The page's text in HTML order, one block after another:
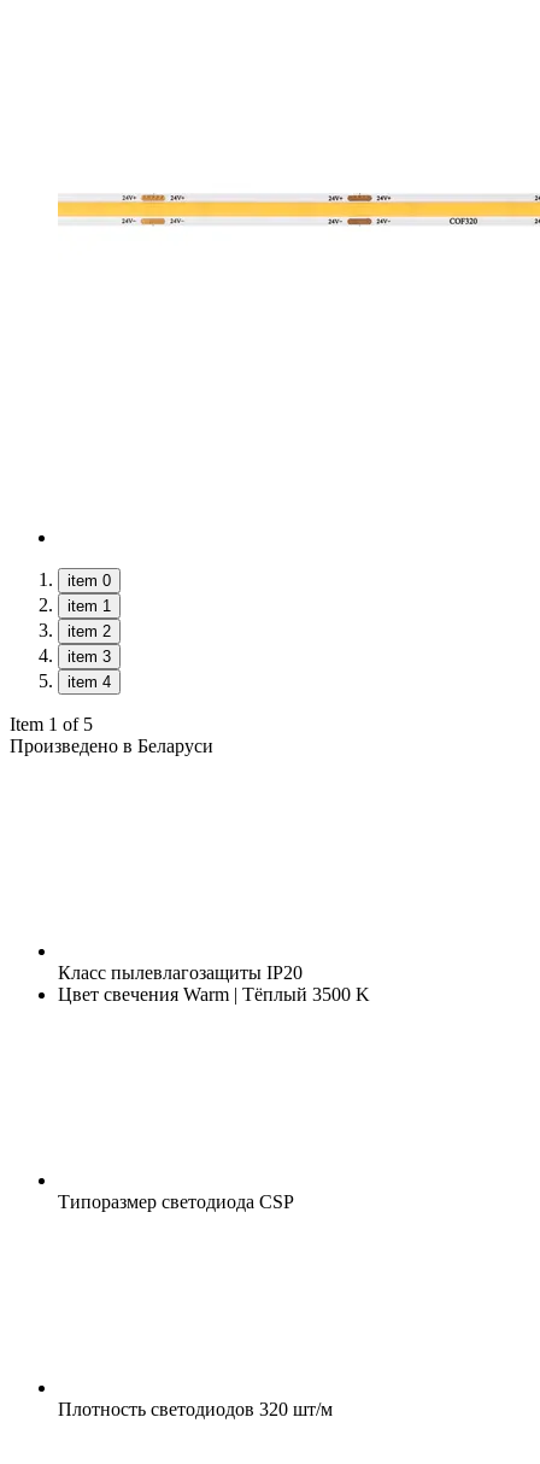
item 0
item 1
item 2
item 3
item 4
Item 1 of 5
Произведено в Беларуси
Класс пылевлагозащиты IP20
Цвет свечения Warm | Тёплый 3500 K
Типоразмер светодиода CSP
Плотность светодиодов 320 шт/м